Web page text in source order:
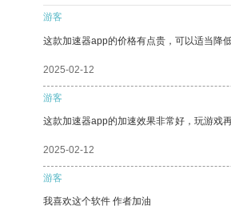
游客
这款加速器app的价格有点贵，可以适当降
2025-02-12
游客
这款加速器app的加速效果非常好，玩游戏
2025-02-12
游客
我喜欢这个软件 作者加油